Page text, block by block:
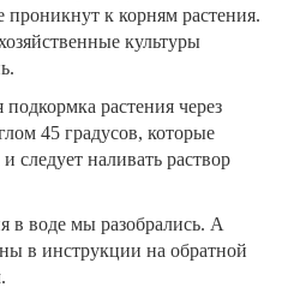
к корням растения.
культуры
растения через
45 градусов, которые
следует наливать раствор
в воде мы разобрались. А
в инструкции на обратной